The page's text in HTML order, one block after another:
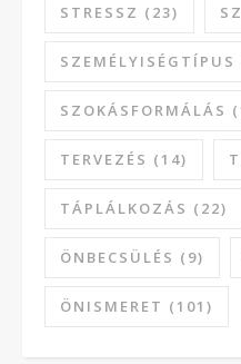
STRESSZ (23)
SZEMÉLYISÉGTÍPUS
SZOKÁSFORMÁLÁS
TERVEZÉS (14)
TÁPLÁLKOZÁS (22)
ÖNBECSÜLÉS (9)
ÖNISMERET (101)